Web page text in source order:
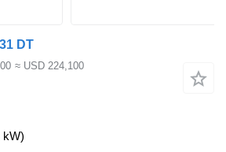
DT
≈ USD 224,100
kW)